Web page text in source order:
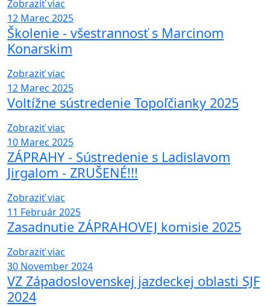
Zobraziť viac
12 Marec 2025
Školenie - všestrannosť s Marcinom
Konarskim
Zobraziť viac
12 Marec 2025
Voltížne sústredenie Topoľčianky 2025
Zobraziť viac
10 Marec 2025
ZÁPRAHY - Sústredenie s Ladislavom
Jirgalom - ZRUŠENÉ!!!
Zobraziť viac
11 Február 2025
Zasadnutie ZÁPRAHOVEJ komisie 2025
Zobraziť viac
30 November 2024
VZ Západoslovenskej jazdeckej oblasti SJF
2024